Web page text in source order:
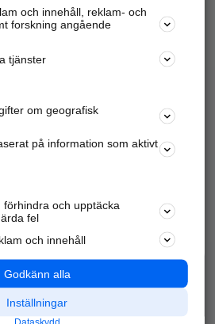
företagsinfo mm.
Marknadsför företaget
Kom igång och annonsera mot
samarbetspartners nära dig.
Populära sökningar
Annonsera
Integritet
Nödnummer
och innehåll, reklam- och
forskning angående
tjänster
om geografisk
på information som aktivt
och upptäcka
fel
och innehåll
Godkänn alla
Inställningar
Dataskydd